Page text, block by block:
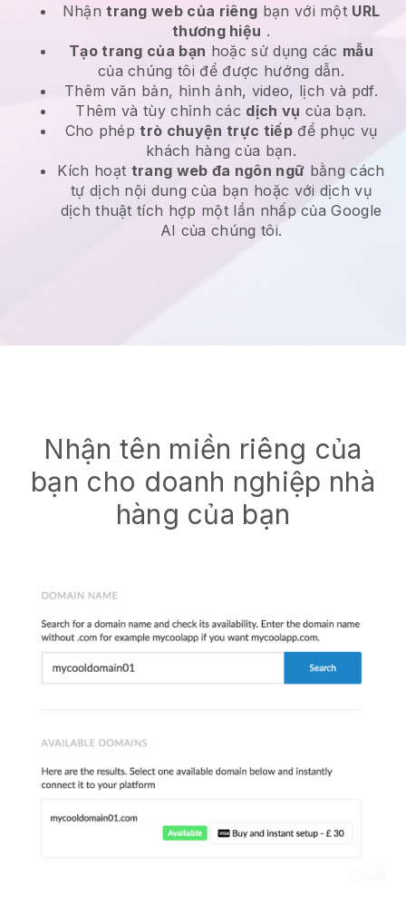
Nhậntrang web của riêng bạn với một URL
thương hiệu .
Tạo trang của bạn hoặc sử dụng các mẫu
của chúng tôi để được hướng dẫn.
Thêm văn bản, hình ảnh, video, lịch và pdf.
Thêm và tùy chỉnh các dịch vụ của bạn.
Cho phéptrò chuyện trực tiếpđể phục vụ
khách hàng của bạn.
Kích hoạt trang web đa ngôn ngữ bằng cách
tự dịch nội dung của bạn hoặc với dịch vụ
dịch thuật tích hợp một lần nhấp của Google
AI của chúng tôi.
Nhận tên miền riêng của
bạn cho doanh nghiệp nhà
hàng của bạn